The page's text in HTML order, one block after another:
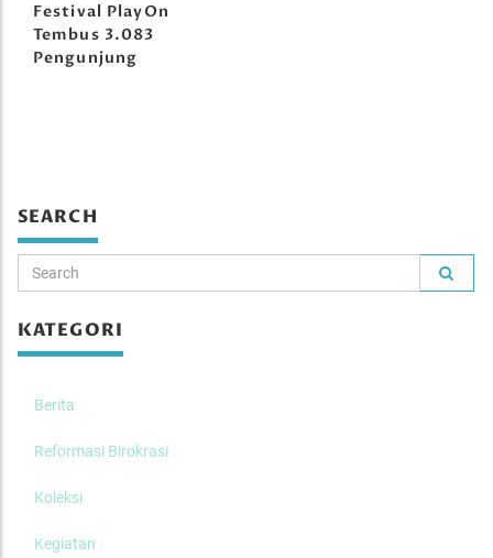
Festival PlayOn
Tembus 3.083
Pengunjung
SEARCH
KATEGORI
Berita
Reformasi Birokrasi
Koleksi
Kegiatan